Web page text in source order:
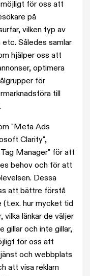
för oss att
på
vilken typ av
etc. Således samlar
hjälper oss att
optimera
för
till
"Meta Ads
Clarity",
Manager" för att
behov och för att
Dessa
att bättre förstå
(t.ex. hur mycket tid
vilka länkar de väljer
gillar och inte gillar,
för oss att
och webbplats
att visa reklam